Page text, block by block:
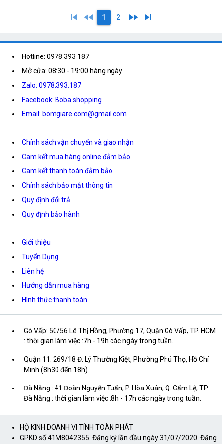
skip_previous fast_rewind 1 2 fast_forward skip_next
Hotline: 0978 393 187
Mở cửa: 08:30 - 19:00 hàng ngày
Zalo: 0978.393.187
Facebook: Boba shopping
Email: bomgiare.com@gmail.com
Chính sách vận chuyển và giao nhận
Cam kết mua hàng online đảm bảo
Cam kết thanh toán đảm bảo
Chính sách bảo mật thông tin
Quy định đổi trả
Quy định bảo hành
Giới thiệu
Tuyển Dụng
Liên hệ
Hướng dẫn mua hàng
Hình thức thanh toán
Gò Vấp: 50/56 Lê Thị Hồng, Phường 17, Quận Gò Vấp, TP. HCM
: thời gian làm việc :7h - 19h các ngày trong tuần.
Quận 11: 269/18 Đ. Lý Thường Kiệt, Phường Phú Thọ, Hồ Chí
Minh (8h30 đến 18h)
Đà Nẵng : 41 Đoàn Nguyễn Tuấn, P. Hòa Xuân, Q. Cẩm Lệ, TP.
Đà Nẵng : thời gian làm việc :8h - 17h các ngày trong tuần.
HỘ KINH DOANH VI TÍNH TOÀN PHÁT
GPKD số 41M8042355. Đăng ký lần đầu ngày 31/07/2020. Đăng